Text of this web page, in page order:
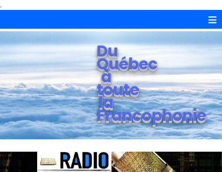
.
≡
Du
Québec
à
toute
la
Francophonie